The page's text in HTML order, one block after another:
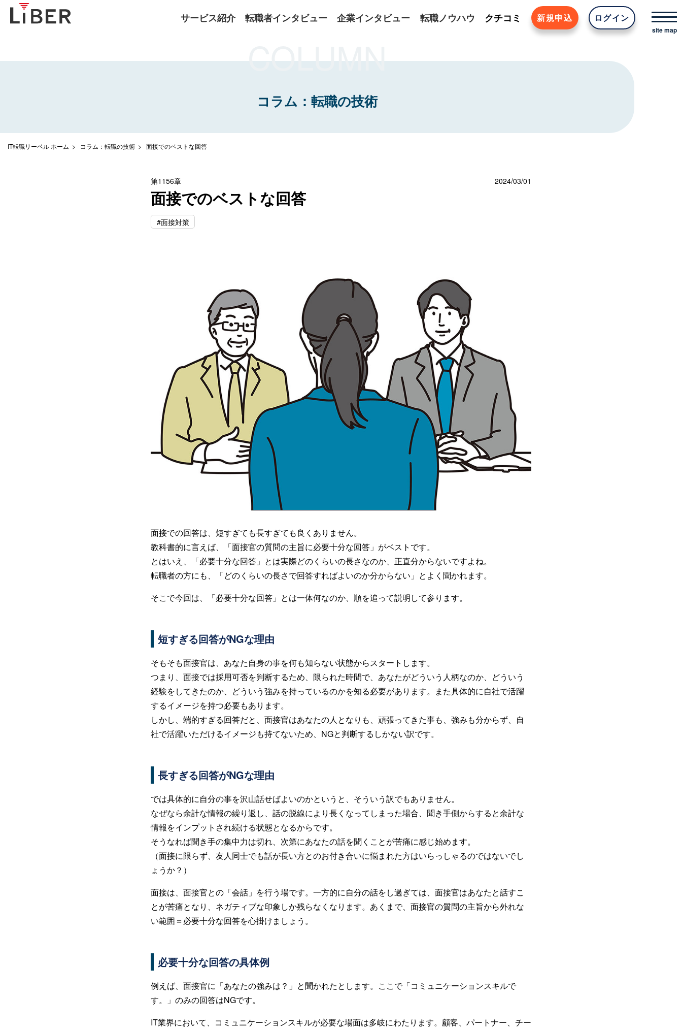
サービス紹介 転職者インタビュー 企業インタビュー 転職ノウハウ クチコミ 新規申込 ログイン
COLUMN
コラム：転職の技術
IT転職リーベル ホーム コラム：転職の技術 面接でのベストな回答
第1156章 2024/03/01
面接でのベストな回答
#面接対策
面接での回答は、短すぎても長すぎても良くありません。
教科書的に言えば、「面接官の質問の主旨に必要十分な回答」がベストです。
とはいえ、「必要十分な回答」とは実際どのくらいの長さなのか、正直分からないですよね。
転職者の方にも、「どのくらいの長さで回答すればよいのか分からない」とよく聞かれます。
そこで今回は、「必要十分な回答」とは一体何なのか、順を追って説明して参ります。
短すぎる回答がNGな理由
そもそも面接官は、あなた自身の事を何も知らない状態からスタートします。
つまり、面接では採用可否を判断するため、限られた時間で、あなたがどういう人柄なのか、どういう
経験をしてきたのか、どういう強みを持っているのかを知る必要があります。また具体的に自社で活躍
するイメージを持つ必要もあります。
しかし、端的すぎる回答だと、面接官はあなたの人となりも、頑張ってきた事も、強みも分からず、自
社で活躍いただけるイメージも持てないため、NGと判断するしかない訳です。
長すぎる回答がNGな理由
では具体的に自分の事を沢山話せばよいのかというと、そういう訳でもありません。
なぜなら余計な情報の繰り返し、話の脱線により長くなってしまった場合、聞き手側からすると余計な
情報をインプットされ続ける状態となるからです。
そうなれば聞き手の集中力は切れ、次第にあなたの話を聞くことが苦痛に感じ始めます。
（面接に限らず、友人同士でも話が長い方とのお付き合いに悩まれた方はいらっしゃるのではないでし
ょうか？）
面接は、面接官との「会話」を行う場です。一方的に自分の話をし過ぎては、面接官はあなたと話すこ
とが苦痛となり、ネガティブな印象しか残らなくなります。あくまで、面接官の質問の主旨から外れな
い範囲＝必要十分な回答を心掛けましょう。
必要十分な回答の具体例
例えば、面接官に「あなたの強みは？」と聞かれたとします。ここで「コミュニケーションスキルで
す。」のみの回答はNGです。
IT業界において、コミュニケーションスキルが必要な場面は多岐にわたります。顧客、パートナー、チー